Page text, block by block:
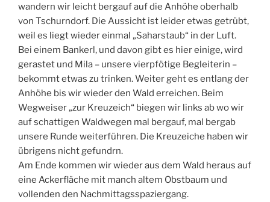
wandern wir leicht bergauf auf die Anhöhe oberhalb
von Tschurndorf. Die Aussicht ist leider etwas getrübt,
weil es liegt wieder einmal „Saharstaub“ in der Luft.
Bei einem Bankerl, und davon gibt es hier einige, wird
gerastet und Mila – unsere vierpfötige Begleiterin –
bekommt etwas zu trinken. Weiter geht es entlang der
Anhöhe bis wir wieder den Wald erreichen. Beim
Wegweiser „zur Kreuzeich“ biegen wir links ab wo wir
auf schattigen Waldwegen mal bergauf, mal bergab
unsere Runde weiterführen. Die Kreuzeiche haben wir
übrigens nicht gefundrn.
Am Ende kommen wir wieder aus dem Wald heraus auf
eine Ackerfläche mit manch altem Obstbaum und
vollenden den Nachmittagsspaziergang.